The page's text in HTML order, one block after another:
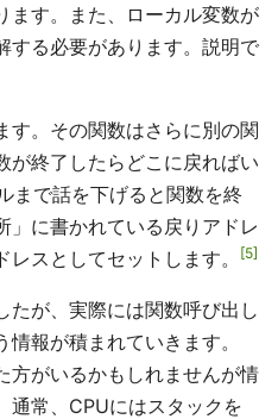
ます。また、ローカル変数が
する必要があります。説明で
す。その関数はさらに別の関
が終了したらどこに戻ればい
まで話を下げると関数を終
」に書かれている戻りアドレ
スとしてセットします。
5
たが、実際には関数呼び出し
報が積まれていきます。
方がいるかもしれませんが情
通常、CPUにはスタックを